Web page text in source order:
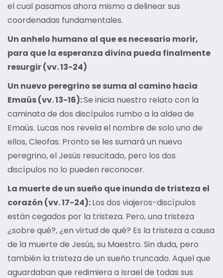
el cual pasamos ahora mismo a delinear sus
coordenadas fundamentales.
Un anhelo humano al que es necesario morir,
para que la esperanza divina pueda finalmente
resurgir (vv. 13-24)
Un nuevo peregrino se suma al camino hacia
Emaús (vv. 13-16):Se inicia nuestro relato con la
caminata de dos discípulos rumbo a la aldea de
Emaús. Lucas nos revela el nombre de solo uno de
ellos, Cleofas. Pronto se les sumará un nuevo
peregrino, el Jesús resucitado, pero los dos
discípulos no lo pueden reconocer.
La muerte de un sueño que inunda de tristeza el
corazón (vv. 17-24):Los dos viajeros-discípulos
están cegados por la tristeza. Pero, una tristeza
¿sobre qué?, ¿en virtud de qué? Es la tristeza a causa
de la muerte de Jesús, su Maestro. Sin duda, pero
también la tristeza de un sueño truncado. Aquel que
aguardaban que redimiera a Israel de todas sus